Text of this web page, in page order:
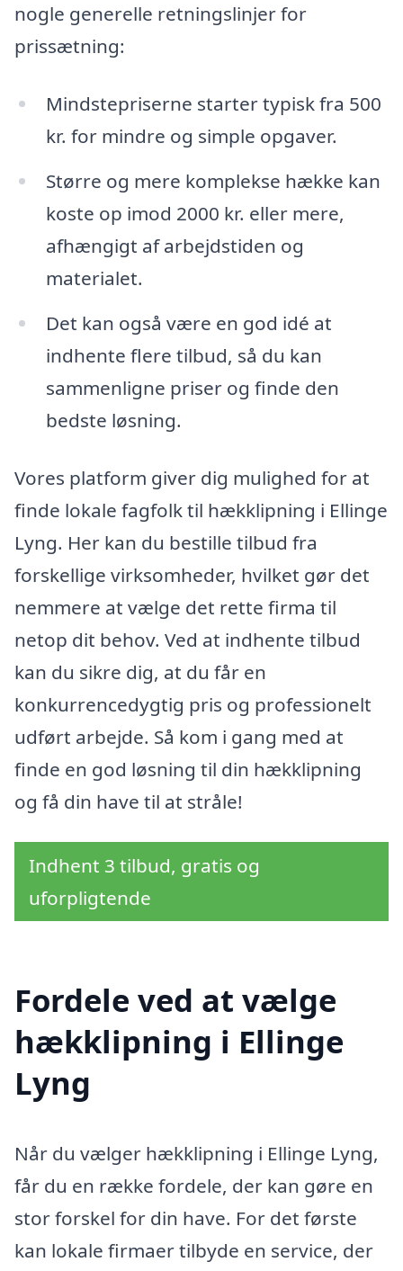
nogle generelle retningslinjer for
prissætning:
Mindstepriserne starter typisk fra 500
kr. for mindre og simple opgaver.
Større og mere komplekse hække kan
koste op imod 2000 kr. eller mere,
afhængigt af arbejdstiden og
materialet.
Det kan også være en god idé at
indhente flere tilbud, så du kan
sammenligne priser og finde den
bedste løsning.
Vores platform giver dig mulighed for at
finde lokale fagfolk til hækklipning i Ellinge
Lyng. Her kan du bestille tilbud fra
forskellige virksomheder, hvilket gør det
nemmere at vælge det rette firma til
netop dit behov. Ved at indhente tilbud
kan du sikre dig, at du får en
konkurrencedygtig pris og professionelt
udført arbejde. Så kom i gang med at
finde en god løsning til din hækklipning
og få din have til at stråle!
Indhent 3 tilbud, gratis og
uforpligtende
Fordele ved at vælge
hækklipning i Ellinge
Lyng
Når du vælger hækklipning i Ellinge Lyng,
får du en række fordele, der kan gøre en
stor forskel for din have. For det første
kan lokale firmaer tilbyde en service, der